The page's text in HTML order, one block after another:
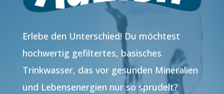
Erlebe den Unterschied! Du möchtest
hochwertig gefiltertes, basisches
Trinkwasser, das vor gesunden Mineralien
und Lebensenergien nur so sprudelt?